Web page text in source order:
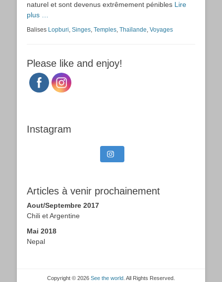
naturel et sont devenus extrêmement pénibles Lire
plus …
Balises Lopburi, Singes, Temples, Thaïlande, Voyages
Please like and enjoy!
Instagram
Articles à venir prochainement
Aout/Septembre 2017
Chili et Argentine
Mai 2018
Nepal
Copyright © 2026 See the world . All Rights Reserved.